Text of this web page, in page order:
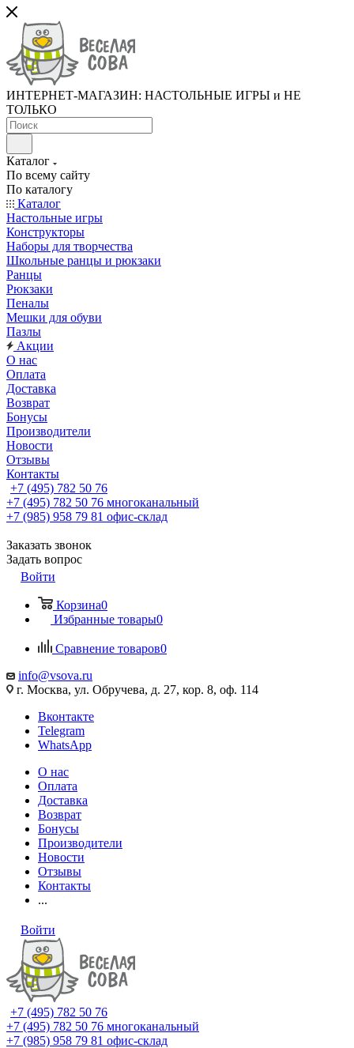
ИНТЕРНЕТ-МАГАЗИН: НАСТОЛЬНЫЕ ИГРЫ и НЕ
ТОЛЬКО
Каталог
По всему сайту
По каталогу
Каталог
Настольные игры
Конструкторы
Наборы для творчества
Школьные ранцы и рюкзаки
Ранцы
Рюкзаки
Пеналы
Мешки для обуви
Пазлы
Акции
О нас
Оплата
Доставка
Возврат
Бонусы
Производители
Новости
Отзывы
Контакты
+7 (495) 782 50 76
+7 (495) 782 50 76 многоканальный
+7 (985) 958 79 81 офис-склад
Заказать звонок
Задать вопрос
Войти
Корзина0
Избранные товары0
Сравнение товаров0
info@vsova.ru
г. Москва, ул. Обручева, д. 27, кор. 8, оф. 114
Вконтакте
Telegram
WhatsApp
О нас
Оплата
Доставка
Возврат
Бонусы
Производители
Новости
Отзывы
Контакты
...
Войти
+7 (495) 782 50 76
+7 (495) 782 50 76 многоканальный
+7 (985) 958 79 81 офис-склад